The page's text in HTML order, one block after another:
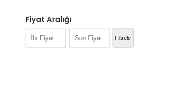
Antony Flew
Fiyat Aralığı
Filtrele